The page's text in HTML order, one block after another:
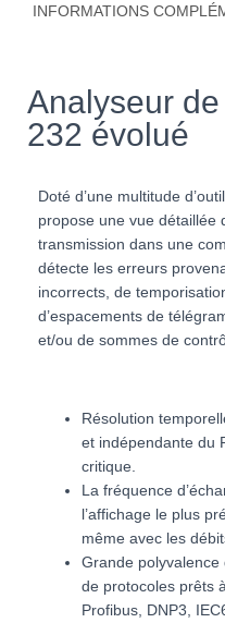
INFORMATIONS
Analyseur
232 évolué
Doté d’une multitude
propose une vue détaillée
transmission dans une
détecte les erreurs
incorrects, de
d’espacements de
et/ou de sommes de
Résolution
et indépendante du
critique.
La fréquence
l’affichage le plus
même avec les
Grande polyvalence
de protocoles prêts
Profibus, DNP3,